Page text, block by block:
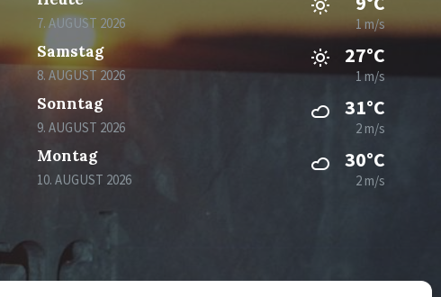
7. AUGUST 2026 1 m/s
Samstag
8. AUGUST 2026
27°C
1 m/s
Sonntag
9. AUGUST 2026
31°C
2 m/s
Montag
10. AUGUST 2026
30°C
2 m/s